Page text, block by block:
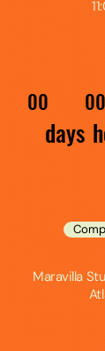
00
days
00
Maravilla